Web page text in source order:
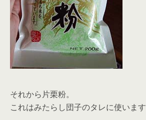
それから片栗粉。
これはみたらし団子のタレに使います